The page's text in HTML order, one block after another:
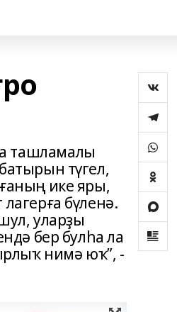
ташламалы
түгел,
ике яры,
бүленә.
уларҙы
бер булһа ла
нимә юҡ”, -